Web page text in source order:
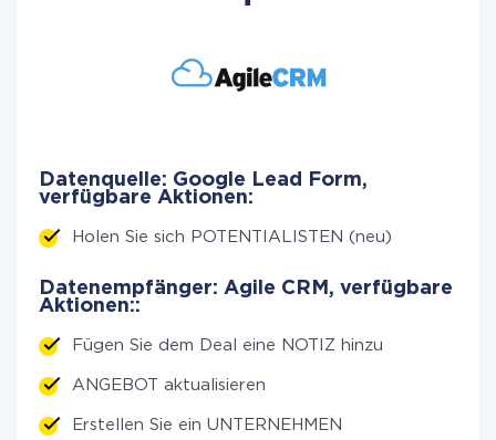
Datenquelle: Google Lead Form,
verfügbare Aktionen:
Holen Sie sich POTENTIALISTEN (neu)
Datenempfänger: Agile CRM, verfügbare
Aktionen::
Fügen Sie dem Deal eine NOTIZ hinzu
ANGEBOT aktualisieren
Erstellen Sie ein UNTERNEHMEN